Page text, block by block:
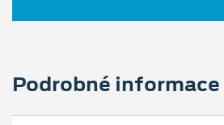
Podrobné